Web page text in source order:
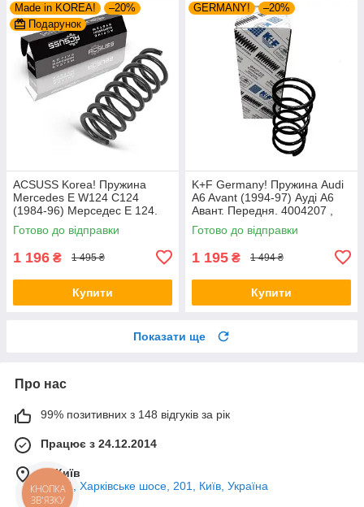
Made in KOREA!
–20%
Подарунок
ACSUSS Korea! Пружина
Mercedes E W124 C124
(1984-96) Мерседес Е 124.
Задня. 4256803 , RD5084 ,
996072. Аксусс Корея
Готово до відправки
1 196 ₴ 1 495 ₴
Купити
GERMANY! –20%
K+F Germany! Пружина Audi
A6 Avant (1994-97) Ауді А6
Авант. Передня. 4004207 ,
RH1010 , 997224. К+Ф
Німеччина
Готово до відправки
1 195 ₴ 1 494 ₴
Купити
Показати ще
Про нас
99% позитивних з 148 відгуків за рік
Працює з 24.12.2014
м. Київ
02121, Харківське шосе, 201, Київ, Україна
КНОПКА
ЗВ'ЯЗКУ